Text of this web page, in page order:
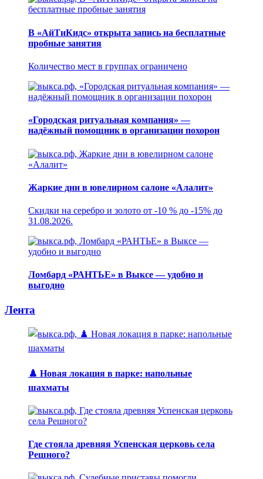
В «АйТиКидс» открыта запись на бесплатные
пробные занятия
Количество мест в группах ограничено
«Городская ритуальная компания» —
надёжный помощник в организации похорон
Жаркие дни в ювелирном салоне «Алалит»
Скидки на серебро и золото от -10 % до -15% до
31.08.2026.
Ломбард «РАНТЬЕ» в Выксе — удобно и
выгодно
Лента
♟️ Новая локация в парке: напольные
шахматы
Где стояла древняя Успенская церковь села
Решного?